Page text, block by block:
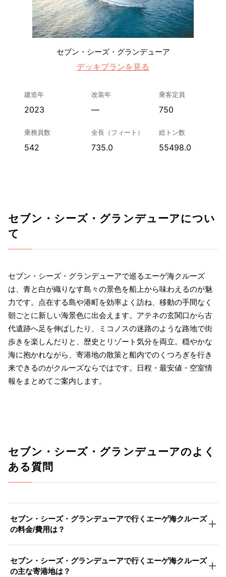
セブン・シーズ・グランデューア
デッキプランを見る
建造年
2023
改装年
—
乗客定員
750
乗務員数
542
全長（フィート）
735.0
総トン数
55498.0
セブン・シーズ・グランデューアについ
て
セブン・シーズ・グランデューアで巡るエーゲ海クルーズ
は、青と白が織りなす島々の景色を船上から味わえるのが魅
力です。点在する島や港町を効率よく訪ね、移動の手間なく
朝ごとに新しい海景色に出会えます。アテネの玄関口から古
代遺跡へ足を伸ばしたり、ミコノスの迷路のような路地で街
歩きを楽しんだりと、歴史とリゾート気分を両立。穏やかな
海に抱かれながら、寄港地の散策と船内でのくつろぎを行き
来できるのがクルーズならではです。日程・最安値・空室情
報をまとめてご案内します。
セブン・シーズ・グランデューアのよく
ある質問
セブン・シーズ・グランデューアで行くエーゲ海クルーズ
の料金/費用は？
セブン・シーズ・グランデューアで行くエーゲ海クルーズ
の主な寄港地は？